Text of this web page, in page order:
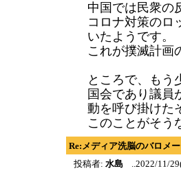
中国では民衆の
コロナ対策のロ
いたようです。
これが撲滅計画
ところで、もう
国会であり議員
動を呼び掛けた
このことがそう
Re:メディア洗脳のバロメ
投稿者: 水島 ..2022/11/